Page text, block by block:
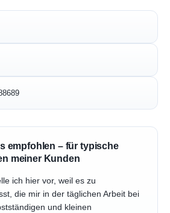
empfohlen – für typische
meiner Kunden
ich hier vor, weil es zu
die mir in der täglichen Arbeit bei
und kleinen